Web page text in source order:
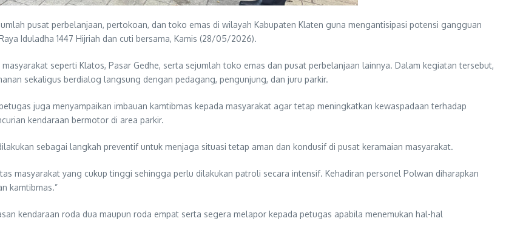
pusat perbelanjaan, pertokoan, dan toko emas di wilayah Kabupaten Klaten guna mengantisipasi potensi gangguan
Iduladha 1447 Hijriah dan cuti bersama, Kamis (28/05/2026).
seperti Klatos, Pasar Gedhe, serta sejumlah toko emas dan pusat perbelanjaan lainnya. Dalam kegiatan tersebut,
sekaligus berdialog langsung dengan pedagang, pengunjung, dan juru parkir.
juga menyampaikan imbauan kamtibmas kepada masyarakat agar tetap meningkatkan kewaspadaan terhadap
kendaraan bermotor di area parkir.
sebagai langkah preventif untuk menjaga situasi tetap aman dan kondusif di pusat keramaian masyarakat.
masyarakat yang cukup tinggi sehingga perlu dilakukan patroli secara intensif. Kehadiran personel Polwan diharapkan
kamtibmas.”
kendaraan roda dua maupun roda empat serta segera melapor kepada petugas apabila menemukan hal-hal